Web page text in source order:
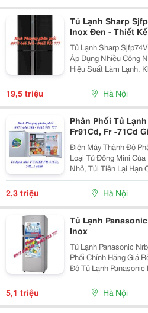
Tủ Lạnh Sharp
Inox Đen - Thiết
Tủ Lạnh Sharp
Áp Dụng Nhiều Công
Hiệu Suất Làm Lạnh,
Bảo Quản Thực
Được Trong Nhiều Ngày Tủ Lạnh Sharp Sj-Fp74V 556
19,5 triệu Hà Nội
Phân Phối Tủ
Fr91Cd, Fr -71Cd
Điện Máy Thành Đô
Loại Tủ Đông Mini Của Hãng
Nhỏ, Túi Tiền Lại Hạn
Nước Lạnh Trong
Quản Thực Phẩm
2,3 triệu Hà Nội
Tủ Lạnh
Inox
Tủ Lạnh Panasonic
Phối Chính Hãng Giá
Đô Tủ Lạnh Panasonic Nrbj225Snvn 198L Màu Inox Mã:
Nrbj225Snvn Đánh Giá: Thương Hiệu: Panasonic Xuất
Xứ: Việt Nam Bảo Hà
5,1 triệu Hà Nội